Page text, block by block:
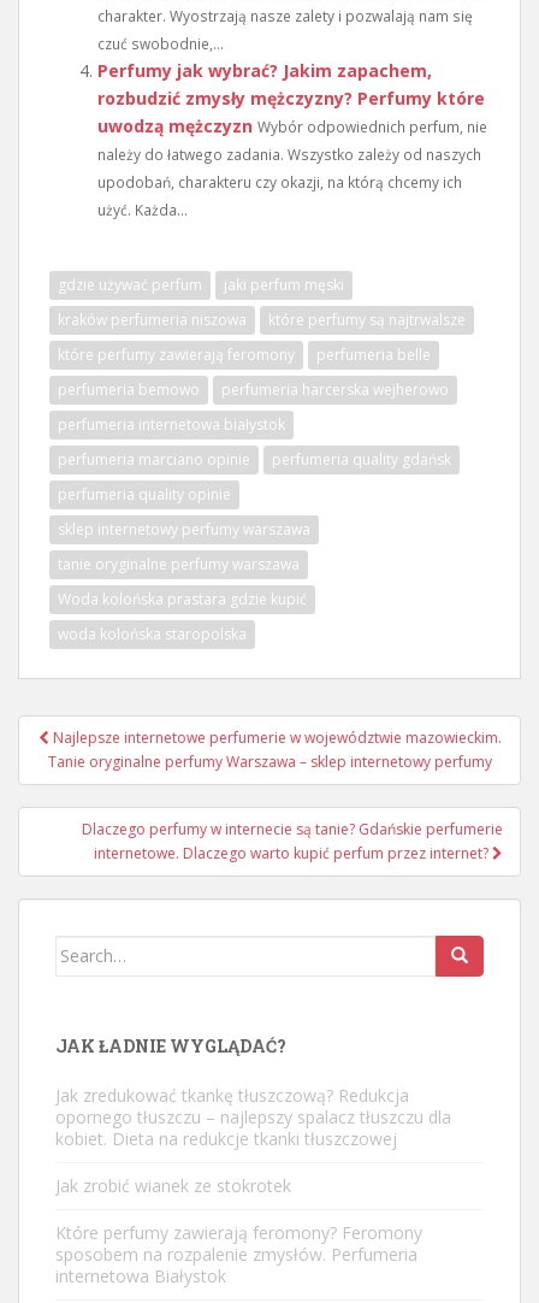
charakter. Wyostrzają nasze zalety i pozwalają nam się
czuć swobodnie,...
Perfumy jak wybrać? Jakim zapachem,
rozbudzić zmysły mężczyzny? Perfumy które
uwodzą mężczyzn Wybór odpowiednich perfum, nie
należy do łatwego zadania. Wszystko zależy od naszych
upodobań, charakteru czy okazji, na którą chcemy ich
użyć. Każda...
gdzie używać perfum
jaki perfum męski
kraków perfumeria niszowa
które perfumy są najtrwalsze
które perfumy zawierają feromony
perfumeria belle
perfumeria bemowo
perfumeria harcerska wejherowo
perfumeria internetowa białystok
perfumeria marciano opinie
perfumeria quality gdańsk
perfumeria quality opinie
sklep internetowy perfumy warszawa
tanie oryginalne perfumy warszawa
Woda kolońska prastara gdzie kupić
woda kolońska staropolska
Nawigacja
wpisu
Najlepsze internetowe perfumerie w województwie mazowieckim.
Tanie oryginalne perfumy Warszawa – sklep internetowy perfumy
Dlaczego perfumy w internecie są tanie? Gdańskie perfumerie
internetowe. Dlaczego warto kupić perfum przez internet?
Search
JAK ŁADNIE WYGLĄDAĆ?
Jak zredukować tkankę tłuszczową? Redukcja
opornego tłuszczu – najlepszy spalacz tłuszczu dla
kobiet. Dieta na redukcje tkanki tłuszczowej
Jak zrobić wianek ze stokrotek
Które perfumy zawierają feromony? Feromony
sposobem na rozpalenie zmysłów. Perfumeria
internetowa Białystok